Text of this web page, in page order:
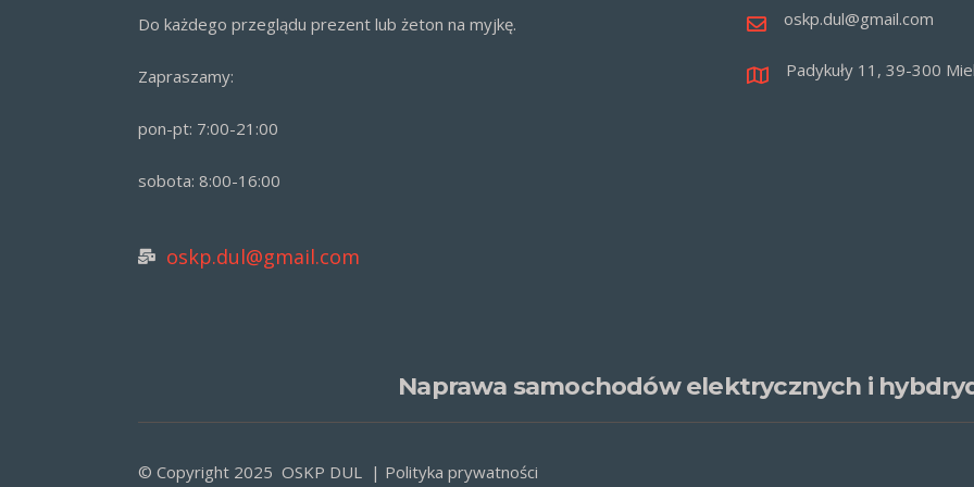
Do każdego przeglądu prezent lub żeton na myjkę.
Zapraszamy:
pon-pt: 7:00-21:00
sobota: 8:00-16:00
oskp.dul@gmail.com
oskp.dul@gmail.com
Padykuły 11, 39-300
Naprawa samochodów elektrycznych i
© Copyright 2025 OSKP DUL | Polityka prywatności